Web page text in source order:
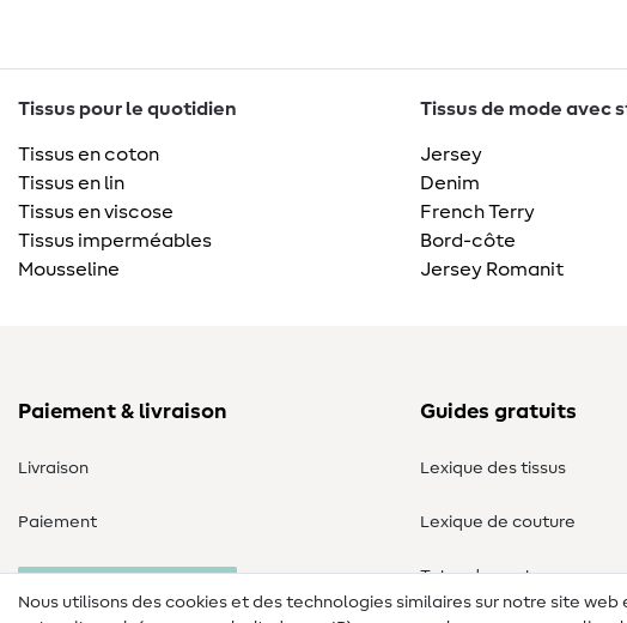
Tissus pour le quotidien
Tissus en coton
Tissus en lin
Tissus en viscose
Tissus imperméables
Mousseline
Tissus de mode avec
Jersey
Denim
French Terry
Bord-côte
Jersey Romanit
Paiement & livraison
Livraison
Paiement
Guides gratuits
Lexique des tissus
Lexique de couture
Tutos de couture
Nous utilisons des cookies et des technologies similaires sur notre site